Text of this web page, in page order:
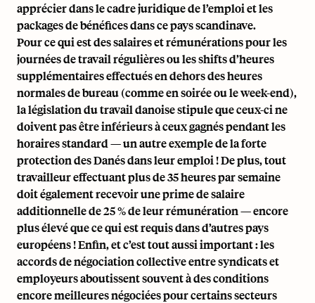
apprécier dans le cadre juridique de l’emploi et les
packages de bénéfices dans ce pays scandinave.
Pour ce qui est des salaires et rémunérations pour les
journées de travail régulières ou les shifts d’heures
supplémentaires effectués en dehors des heures
normales de bureau (comme en soirée ou le week-end),
la législation du travail danoise stipule que ceux-ci ne
doivent pas être inférieurs à ceux gagnés pendant les
horaires standard — un autre exemple de la forte
protection des Danés dans leur emploi ! De plus, tout
travailleur effectuant plus de 35 heures par semaine
doit également recevoir une prime de salaire
additionnelle de 25 % de leur rémunération — encore
plus élevé que ce qui est requis dans d’autres pays
européens ! Enfin, et c’est tout aussi important : les
accords de négociation collective entre syndicats et
employeurs aboutissent souvent à des conditions
encore meilleures négociées pour certains secteurs